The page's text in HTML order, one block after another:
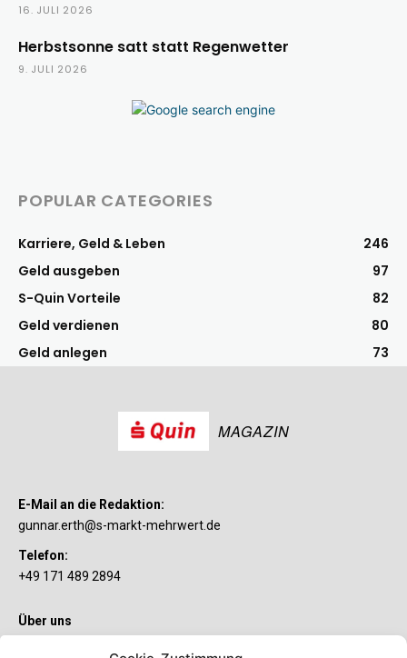
16. JULI 2026
Herbstsonne satt statt Regenwetter
9. JULI 2026
POPULAR CATEGORIES
Karriere, Geld & Leben
246
Geld ausgeben
97
S-Quin Vorteile
82
Geld verdienen
80
Geld anlegen
73
MAGAZIN
E-Mail an die Redaktion:
gunnar.erth@s-markt-mehrwert.de
Telefon:
+49 171 489 2894
Über uns